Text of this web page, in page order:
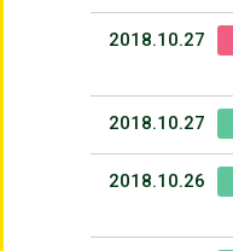
2018.10.27
2018.10.27
2018.10.26